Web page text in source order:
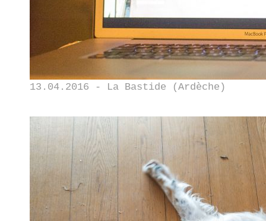
13.04.2016 - La Bastide (Ardèche)